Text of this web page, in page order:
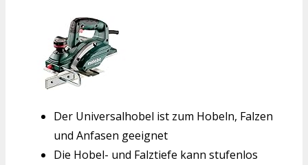
Der Universalhobel ist zum Hobeln, Falzen
und Anfasen geeignet
Die Hobel- und Falztiefe kann stufenlos